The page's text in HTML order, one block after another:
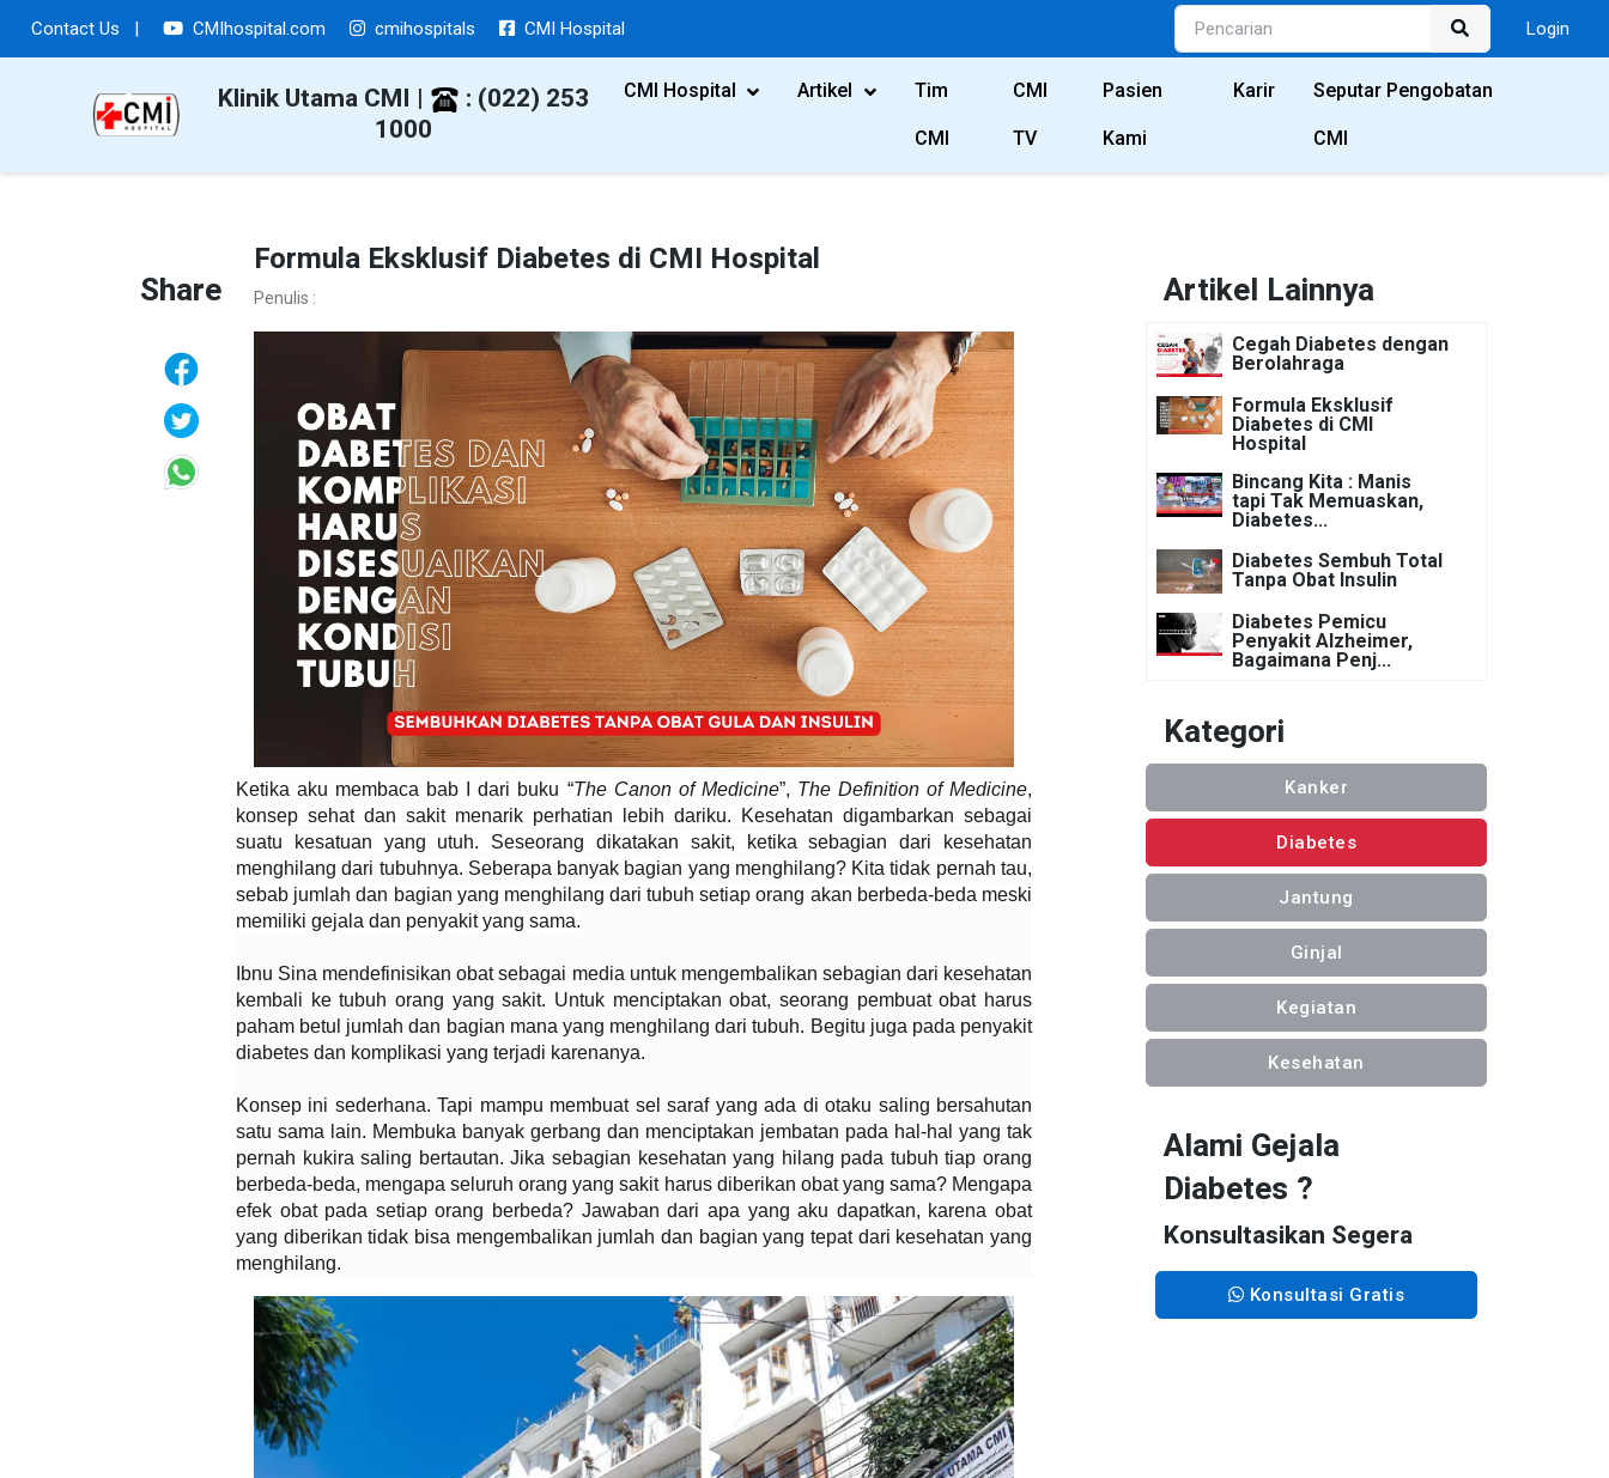
Contact Us | CMIhospital.com cmihospitals CMI Hospital Login
Klinik Utama CMI |
: (022) 253
1000
CMI Hospital Artikel Tim
CMI
CMI
TV
Pasien
Kami
Karir Seputar Pengobatan
CMI
Share
Formula Eksklusif Diabetes di CMI Hospital
Penulis :
Ketika aku membaca bab I dari buku “The Canon of Medicine”, The Definition of Medicine,
konsep sehat dan sakit menarik perhatian lebih dariku. Kesehatan digambarkan sebagai
suatu kesatuan yang utuh. Seseorang dikatakan sakit, ketika sebagian dari kesehatan
menghilang dari tubuhnya. Seberapa banyak bagian yang menghilang? Kita tidak pernah tau,
sebab jumlah dan bagian yang menghilang dari tubuh setiap orang akan berbeda-beda meski
memiliki gejala dan penyakit yang sama.
Ibnu Sina mendefinisikan obat sebagai media untuk mengembalikan sebagian dari kesehatan
kembali ke tubuh orang yang sakit. Untuk menciptakan obat, seorang pembuat obat harus
paham betul jumlah dan bagian mana yang menghilang dari tubuh. Begitu juga pada penyakit
diabetes dan komplikasi yang terjadi karenanya.
Konsep ini sederhana. Tapi mampu membuat sel saraf yang ada di otaku saling bersahutan
satu sama lain. Membuka banyak gerbang dan menciptakan jembatan pada hal-hal yang tak
pernah kukira saling bertautan. Jika sebagian kesehatan yang hilang pada tubuh tiap orang
berbeda-beda, mengapa seluruh orang yang sakit harus diberikan obat yang sama? Mengapa
efek obat pada setiap orang berbeda? Jawaban dari apa yang aku dapatkan, karena obat
yang diberikan tidak bisa mengembalikan jumlah dan bagian yang tepat dari kesehatan yang
menghilang.
Artikel Lainnya
Cegah Diabetes dengan
Berolahraga
Formula Eksklusif
Diabetes di CMI
Hospital
Bincang Kita : Manis
tapi Tak Memuaskan,
Diabetes...
Diabetes Sembuh Total
Tanpa Obat Insulin
Diabetes Pemicu
Penyakit Alzheimer,
Bagaimana Penj...
Kategori
Kanker
Diabetes
Jantung
Ginjal
Kegiatan
Kesehatan
Alami Gejala
Diabetes ?
Konsultasikan Segera
Konsultasi Gratis